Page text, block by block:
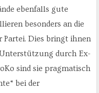
ebenfalls gute
besonders an die
Partei. Dies bringt ihnen
durch Ex-
sind sie pragmatisch
bei der